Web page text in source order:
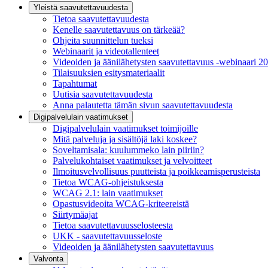
Yleistä saavutettavuudesta
Tietoa saavutettavuudesta
Kenelle saavutettavuus on tärkeää?
Ohjeita suunnittelun tueksi
Webinaarit ja videotallenteet
Videoiden ja äänilähetysten saavutettavuus -webinaari
Tilaisuuksien esitysmateriaalit
Tapahtumat
Uutisia saavutettavuudesta
Anna palautetta tämän sivun saavutettavuudesta
Digipalvelulain vaatimukset
Digipalvelulain vaatimukset toimijoille
Mitä palveluja ja sisältöjä laki koskee?
Soveltamisala: kuulummeko lain piiriin?
Palvelukohtaiset vaatimukset ja velvoitteet
Ilmoitusvelvollisuus puutteista ja poikkeamisperusteista
Tietoa WCAG-ohjeistuksesta
WCAG 2.1: lain vaatimukset
Opastusvideoita WCAG-kriteereistä
Siirtymäajat
Tietoa saavutettavuusselosteesta
UKK - saavutettavuusseloste
Videoiden ja äänilähetysten saavutettavuus
Valvonta